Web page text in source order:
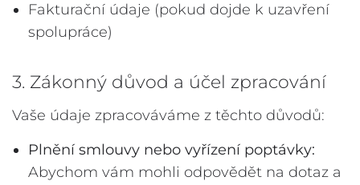
Fakturační údaje (pokud dojde k uzavření
spolupráce)
3. Zákonný důvod a účel zpracování
Vaše údaje zpracováváme z těchto důvodů:
Plnění smlouvy nebo vyřízení poptávky:
Abychom vám mohli odpovědět na dotaz a